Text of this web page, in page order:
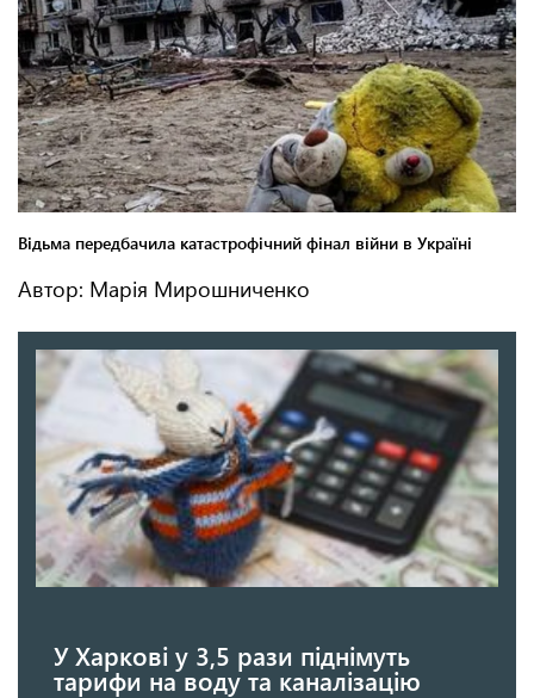
Автор: Марія Мирошниченко
У Харкові у 3,5 рази піднімуть
тарифи на воду та каналізацію